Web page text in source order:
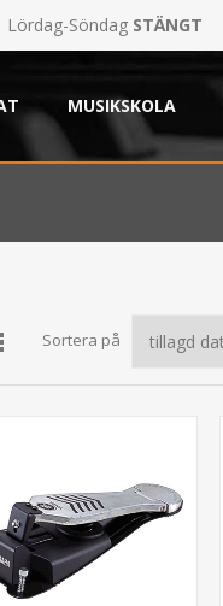
Lördag-Söndag STÄNGT
MUSIKSKOLA
Sortera på